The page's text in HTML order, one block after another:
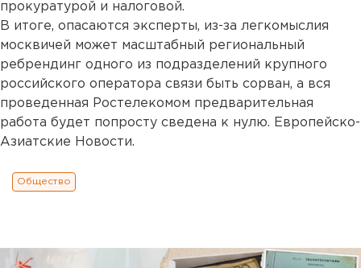
прокуратурой и налоговой.
В итоге, опасаются эксперты, из-за легкомыслия
москвичей может масштабный региональный
ребрендинг одного из подразделений крупного
российского оператора связи быть сорван, а вся
проведенная Ростелекомом предварительная
работа будет попросту сведена к нулю. Европейско-
Азиатские Новости.
Общество